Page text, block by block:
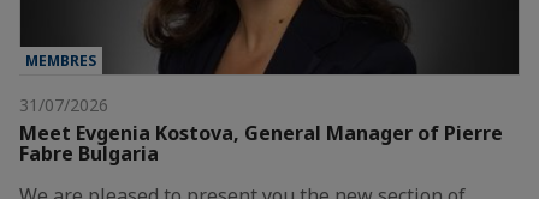
MEMBRES
31/07/2026
Meet Evgenia Kostova, General Manager of Pierre
Fabre Bulgaria